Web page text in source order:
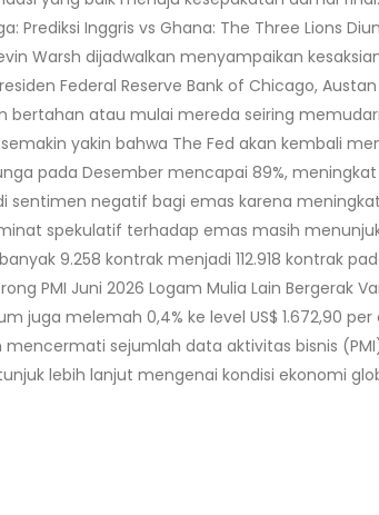
Prediksi Inggris vs Ghana: The Three Lions
Warsh dijadwalkan menyampaikan
Federal Reserve Bank of Chicago,
bertahan atau mulai mereda seiring
yakin bahwa The Fed akan kembali
pada Desember mencapai 89%,
sentimen negatif bagi emas karena
spekulatif terhadap emas masih
9.258 kontrak menjadi 112.918 kontrak
PMI Juni 2026 Logam Mulia Lain
juga melemah 0,4% ke level US$ 1.672,90
sejumlah data aktivitas bisnis
lebih lanjut mengenai kondisi ekonomi